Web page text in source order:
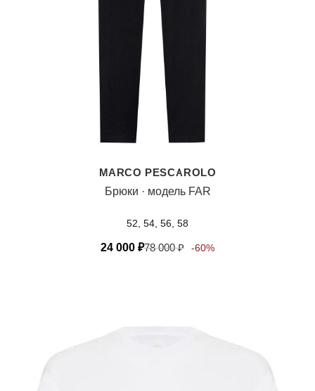
MARCO PESCAROLO
Брюки · модель FAR
52, 54, 56, 58
24 000 ₽78 000₽ -60%